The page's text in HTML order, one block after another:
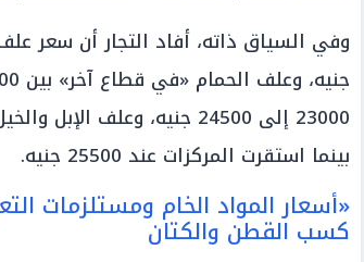
بينما استقرت المركزات عند 25500 جنيه.
«أسعار المواد الخام ومستلزمات
كسب القطن والكتان